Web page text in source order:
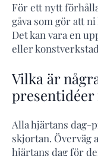
För ett nytt
gåva som gör att
Det kan vara en
eller
Vilka är
presentidéer
Alla hjärtans dag-
skjortan. Överväg
hjärtans dag för